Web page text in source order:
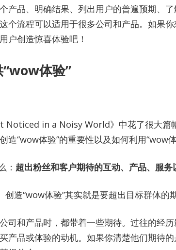
产品、明确结果、列出用户的普遍预期、
个流程可以适用于很多公司和产品。如果
户创造惊喜体验吧！
体验”
Noticed in a Noisy World》中花了很大篇
造“wow体验”的重要性以及如何利用“wow体
： 超出粉丝和客户期待的互动、产品、服务
创造“wow体验”其实就是要超出目标群体的期
司和产品时，都带着一些期待。过往的经
产品或体验的动机。如果你清楚他们期待